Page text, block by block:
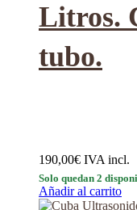
Litros.
tubo.
190,00€ IVA incl.
Solo quedan 2
Añadir al carrito